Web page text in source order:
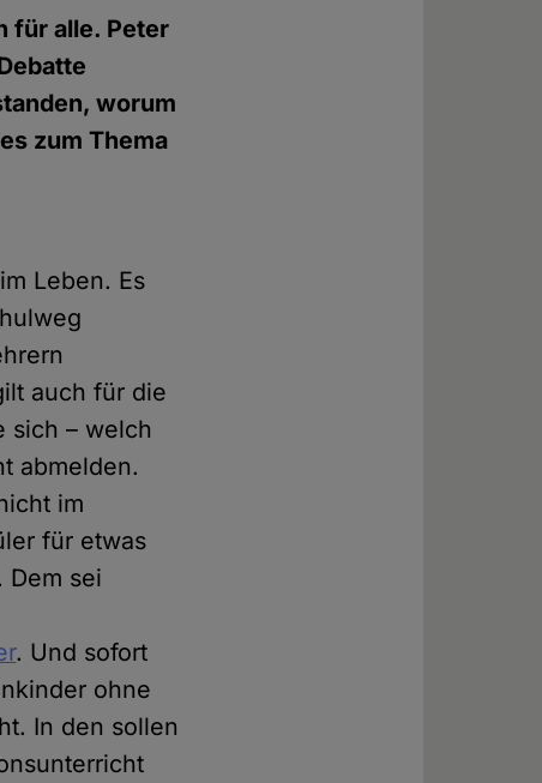
für alle. Peter
worum
zum Thema
Leben. Es
auch für die
sich – welch
abmelden.
im
für etwas
Dem sei
. Und sofort
ohne
In den sollen